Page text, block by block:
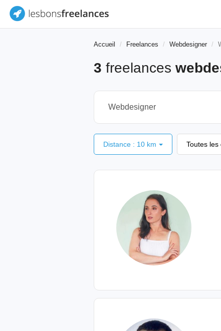
Accueil Freelances Webdesigner
3 freelances
Distance : 10 km Toutes les